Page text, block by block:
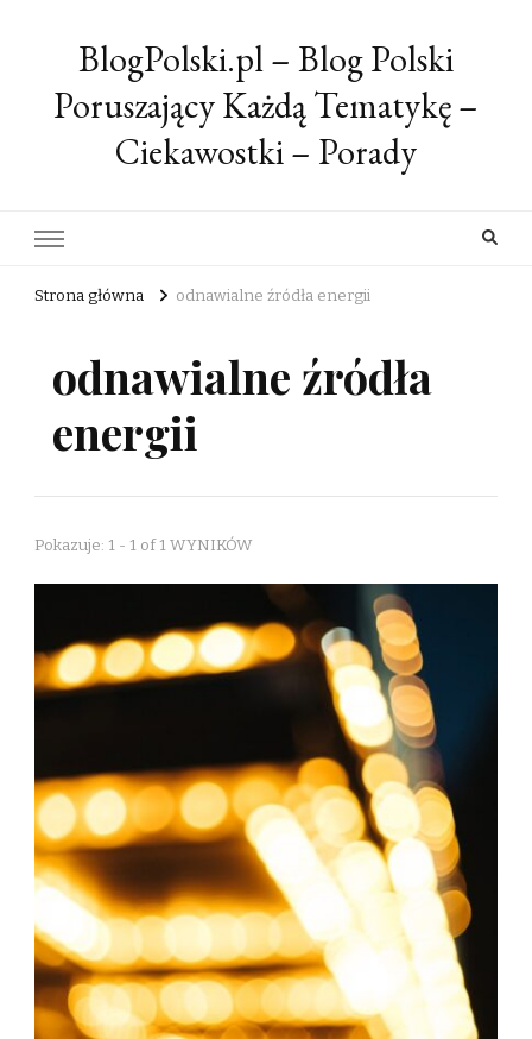
BlogPolski.pl – Blog Polski
Poruszający Każdą Tematykę –
Ciekawostki – Porady
Strona główna odnawialne źródła energii
odnawialne źródła
energii
Pokazuje: 1 - 1 of 1 WYNIKÓW